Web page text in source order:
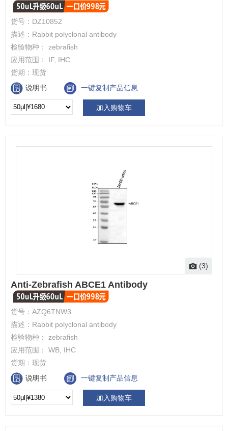
货号： DZ10852
描述： Rabbit polyclonal antibody
检验物种： zebrafish
应用范围： IF, IHC
货期： 现货
说明书
一键复制产品信息
加入购物车
(3)
Anti-Zebrafish ABCE1 Antibody
货号： AZQ6TNW3
描述： Rabbit polyclonal antibody
检验物种： zebrafish
应用范围： WB, IHC
货期： 现货
说明书
一键复制产品信息
加入购物车